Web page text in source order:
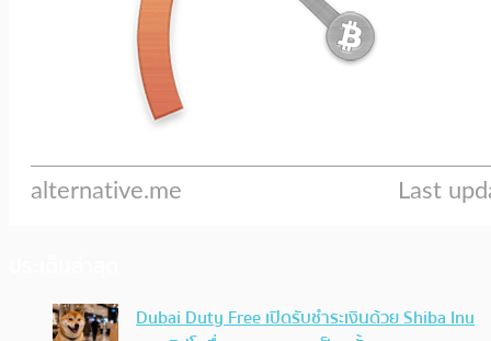
Dubai Duty Free เปิดรับชำระเงินด้วย Shiba Inu